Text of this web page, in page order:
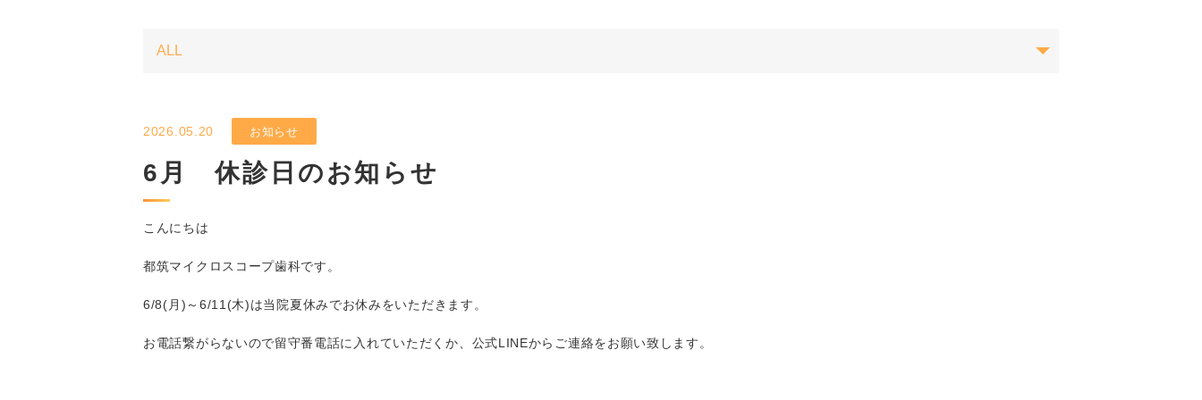
2026.05.20 お知らせ
6月 休診日のお知らせ
こんにちは
都筑マイクロスコープ歯科です。
6/8(月)～6/11(木)は当院夏休みでお休みをいただきます。
お電話繋がらないので留守番電話に入れていただくか、公式LINEからご連絡をお願い致します。